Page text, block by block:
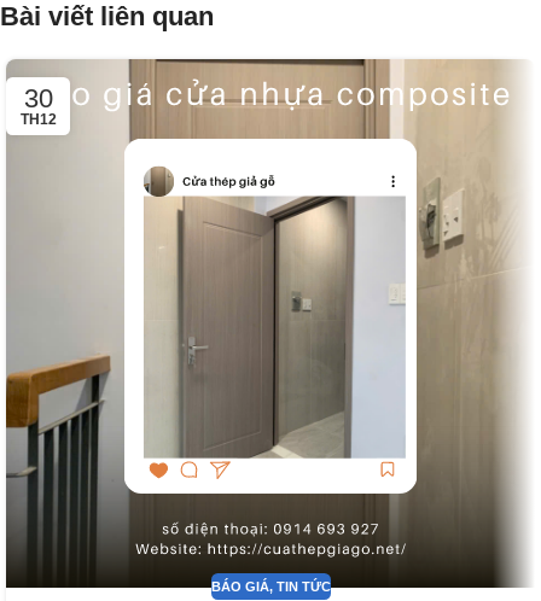
Bài viết liên quan
30
TH12
BÁO GIÁ, TIN TỨC